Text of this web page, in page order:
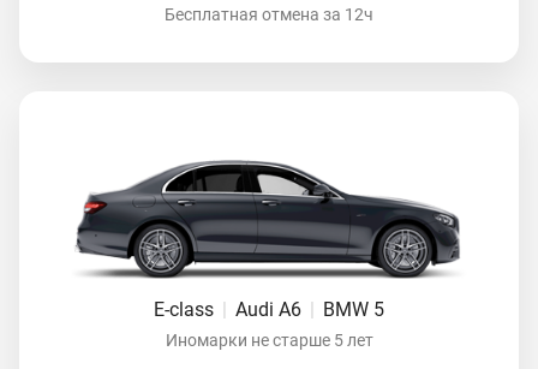
Бесплатная отмена за 12ч
E-class | Audi A6 | BMW 5
Иномарки не старше 5 лет